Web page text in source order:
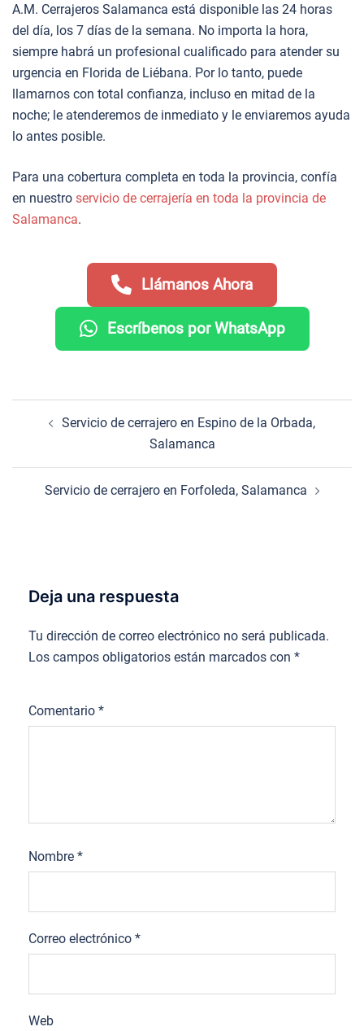
A.M. Cerrajeros Salamanca está disponible las 24 horas
del día, los 7 días de la semana. No importa la hora,
siempre habrá un profesional cualificado para atender su
urgencia en Florida de Liébana. Por lo tanto, puede
llamarnos con total confianza, incluso en mitad de la
noche; le atenderemos de inmediato y le enviaremos ayuda
lo antes posible.
Para una cobertura completa en toda la provincia, confía
en nuestro servicio de cerrajería en toda la provincia de
Salamanca.
Llámanos Ahora
Escríbenos por WhatsApp
Servicio de cerrajero en Espino de la Orbada,
Salamanca
Servicio de cerrajero en Forfoleda, Salamanca
Deja una respuesta
Tu dirección de correo electrónico no será publicada.
Los campos obligatorios están marcados con *
Comentario *
Nombre *
Correo electrónico *
Web